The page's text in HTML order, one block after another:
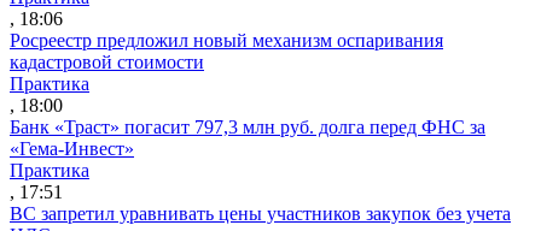
, 18:06
Росреестр предложил новый механизм оспаривания
кадастровой стоимости
Практика
, 18:00
Банк «Траст» погасит 797,3 млн руб. долга перед ФНС за
«Гема-Инвест»
Практика
, 17:51
ВС запретил уравнивать цены участников закупок без учета